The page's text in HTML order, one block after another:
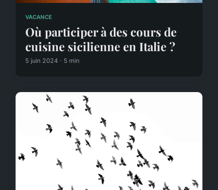
VACANCE
Où participer à des cours de
cuisine sicilienne en Italie ?
5 juin 2024 · 5 min